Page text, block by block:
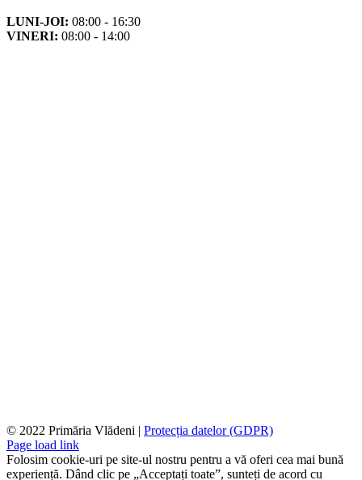
LUNI-JOI: 08:00 - 16:30
VINERI: 08:00 - 14:00
© 2022 Primăria Vlădeni | Protecția datelor (GDPR)
Page load link
Folosim cookie-uri pe site-ul nostru pentru a vă oferi cea mai bună
experiență. Dând clic pe „Acceptați toate”, sunteți de acord cu